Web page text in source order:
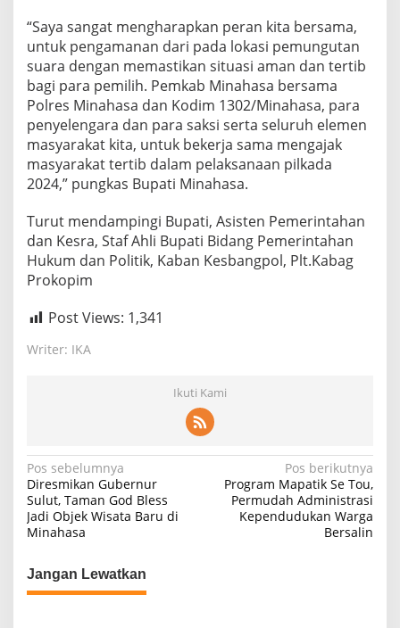
e
s
d
a
n
K
o
d
i
m
1
0
2
“Saya sangat mengharapkan peran kita bersama,
untuk pengamanan dari pada lokasi pemungutan
suara dengan memastikan situasi aman dan tertib
bagi para pemilih. Pemkab Minahasa bersama
Polres Minahasa dan Kodim 1302/Minahasa, para
penyelengara dan para saksi serta seluruh elemen
masyarakat kita, untuk bekerja sama mengajak
masyarakat tertib dalam pelaksanaan pilkada
2024,” pungkas Bupati Minahasa.
Turut mendampingi Bupati, Asisten Pemerintahan
dan Kesra, Staf Ahli Bupati Bidang Pemerintahan
Hukum dan Politik, Kaban Kesbangpol, Plt.Kabag
Prokopim
Post Views: 1,341
Writer: IKA
Ikuti Kami
N
a
v
g
a
Pos sebelumnya
Diresmikan Gubernur
Sulut, Taman God Bless
Jadi Objek Wisata Baru di
Minahasa
Pos berikutnya
Program Mapatik Se Tou,
Permudah Administrasi
Kependudukan Warga
Bersalin
Jangan Lewatkan